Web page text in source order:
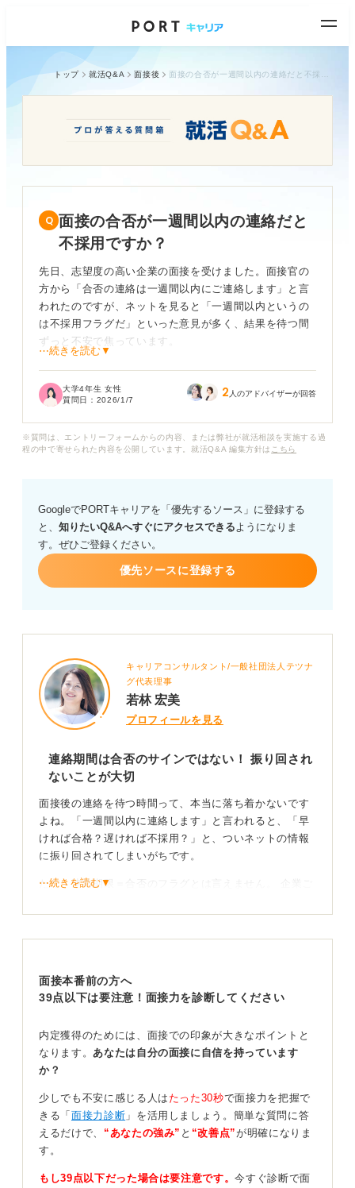
トップ 就活Q&A 面接後
面接の合否が一週間以内の連絡だと
不採用ですか？
先日、志望度の高い企業の面接を受けました。面接官の
方から「合否の連絡は一週間以内にご連絡します」と言
われたのですが、ネットを見ると「一週間以内というの
は不採用フラグだ」といった意見が多く、結果を待つ間
ずっと不安で焦っています。
かるということは、ほかに候補者がいて比較検討されて
まいます。
面接で「一週間以内に連絡」と言われた場合について、
どのようなケースが考えられるかアドバイスをいただけ
ますでしょうか？ また、連絡が来ない場合の適切な問い
合わせのタイミングについても教えていただけると幸い
⋯続きを読む▼
大学4年生 女性
質問日： 2026/1/7 2 人のアドバイザーが回答
※質問は、エントリーフォームからの内容、または弊社が就活相談を実施する過
程の中で寄せられた内容を公開しています。就活Q&A 編集方針は こちら
GoogleでPORTキャリアを「優先するソース」に登録する
と、 知りたいQ&Aへすぐにアクセスできるようになりま
す。ぜひご登録ください。
優先ソースに登録する
キャリアコンサルタント/一般社団法人テツナ
グ代表理事
若林 宏美
プロフィールを見る
連絡期間は合否のサインではない！ 振り回され
ないことが大切
面接後の連絡を待つ時間って、本当に落ち着かないです
よね。「一週間以内に連絡します」と言われると、「早
ければ合格？遅ければ不採用？」と、ついネットの情報
に振り回されてしまいがちです。
ただ、連絡期限＝合否のフラグとは言えません。 企業ご
や社内確認のプロセスがゆっくりなケースも珍しくない
に、合否を判断するケースもあるため、ある意味質問者
さんの言う通りほかの候補者と比較検討されている可能
私がサポートしてきた学生のなかにも、最終面接から2週
間以上経って合格連絡をもらった人もいます。逆に小規
模な会社では、その場で合格を伝えることもあります。
つまり、連絡までの期間だけで結果を判断することはで
きないのです。
連絡が遅くても諦めないで！ 不安なときこそ次の行
⋯続きを読む▼
面接本番前の方へ
39点以下は要注意！面接力を診断してください
内定獲得のためには、面接での印象が大きなポイントと
なります。 あなたは自分の面接に自信を持っています
か？
少しでも不安に感じる人は たった30秒で面接力を把握で
きる「 面接力診断 」を活用しましょう。簡単な質問に答
えるだけで、 “あなたの強み” と “改善点”が明確になりま
す。
もし39点以下だった場合は要注意です。今すぐ診断で面